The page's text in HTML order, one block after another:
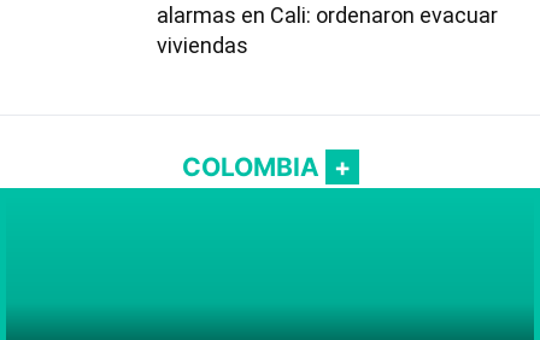
alarmas en Cali: ordenaron evacuar
viviendas
COLOMBIA